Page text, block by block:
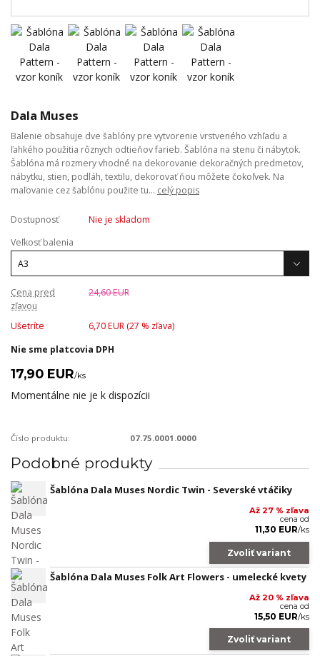
Dala Muses
Balenie obsahuje dve šablóny pre vytvorenie vrstveného vzhľadu a
ľahkého použitia rôznych odtieňov farieb. Šablóna na stenu či nábytok.
Šablóna má rozmery vhodné na dekorovanie dekoračných predmetov,
nábytku, stien, podláh, textilu, dekorovať ňou môžete čokoľvek. Na
maľovanie cez šablónu použite tu... celý popis
Dostupnosť
Nie je skladom
Veľkosť balenia
Cena pred
zľavou
24,60 EUR
Ušetríte 6,70 EUR (27 % zľava)
Nie sme platcovia DPH
17,90 EUR/ks
Momentálne nie je k dispozícii
Číslo produktu: 07.75.0001.0000
Podobné produkty
Šablóna Dala Muses Nordic Twin - Severské vtáčiky
Až 27 % zľava
cena od
11,30 EUR/ks
Zvoliť variant
Šablóna Dala Muses Folk Art Flowers - umelecké kvety
Až 20 % zľava
cena od
15,50 EUR/ks
Zvoliť variant